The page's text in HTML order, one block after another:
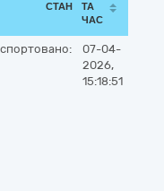
СТАН
ТА
ЧАС
07-04-
2026,
15:18:51